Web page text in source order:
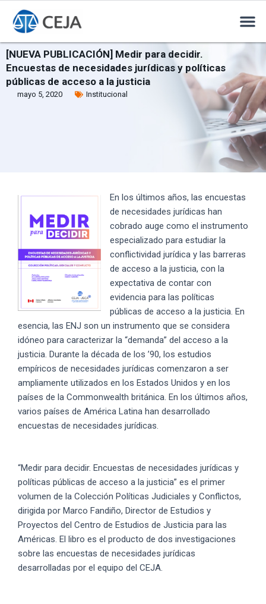
[NUEVA PUBLICACIÓN] Medir para decidir.
Encuestas de necesidades jurídicas y políticas
públicas de acceso a la justicia
mayo 5, 2020 Institucional
En los últimos años, las encuestas
de necesidades jurídicas han
cobrado auge como el instrumento
especializado para estudiar la
conflictividad jurídica y las barreras
de acceso a la justicia, con la
expectativa de contar con
evidencia para las políticas
públicas de acceso a la justicia. En
esencia, las ENJ son un instrumento que se considera
idóneo para caracterizar la “demanda” del acceso a la
justicia. Durante la déca­da de los ’90, los estudios
empíricos de necesidades jurídicas comenzaron a ser
ampliamente utilizados en los Estados Unidos y en los
países de la Common­wealth británica. En los últimos años,
varios países de América Latina han desarrollado
encuestas de necesidades jurídicas.
“Medir para decidir. Encuestas de necesidades jurídicas y
políticas públicas de acceso a la justicia” es el primer
volumen de la Colección Políticas Judiciales y Conflictos,
dirigida por Marco Fandiño, Director de Estudios y
Proyectos del Centro de Estudios de Justicia para las
Américas. El libro es el producto de dos investigaciones
sobre las encuestas de necesidades jurídicas
desarrolladas por el equipo del CEJA.